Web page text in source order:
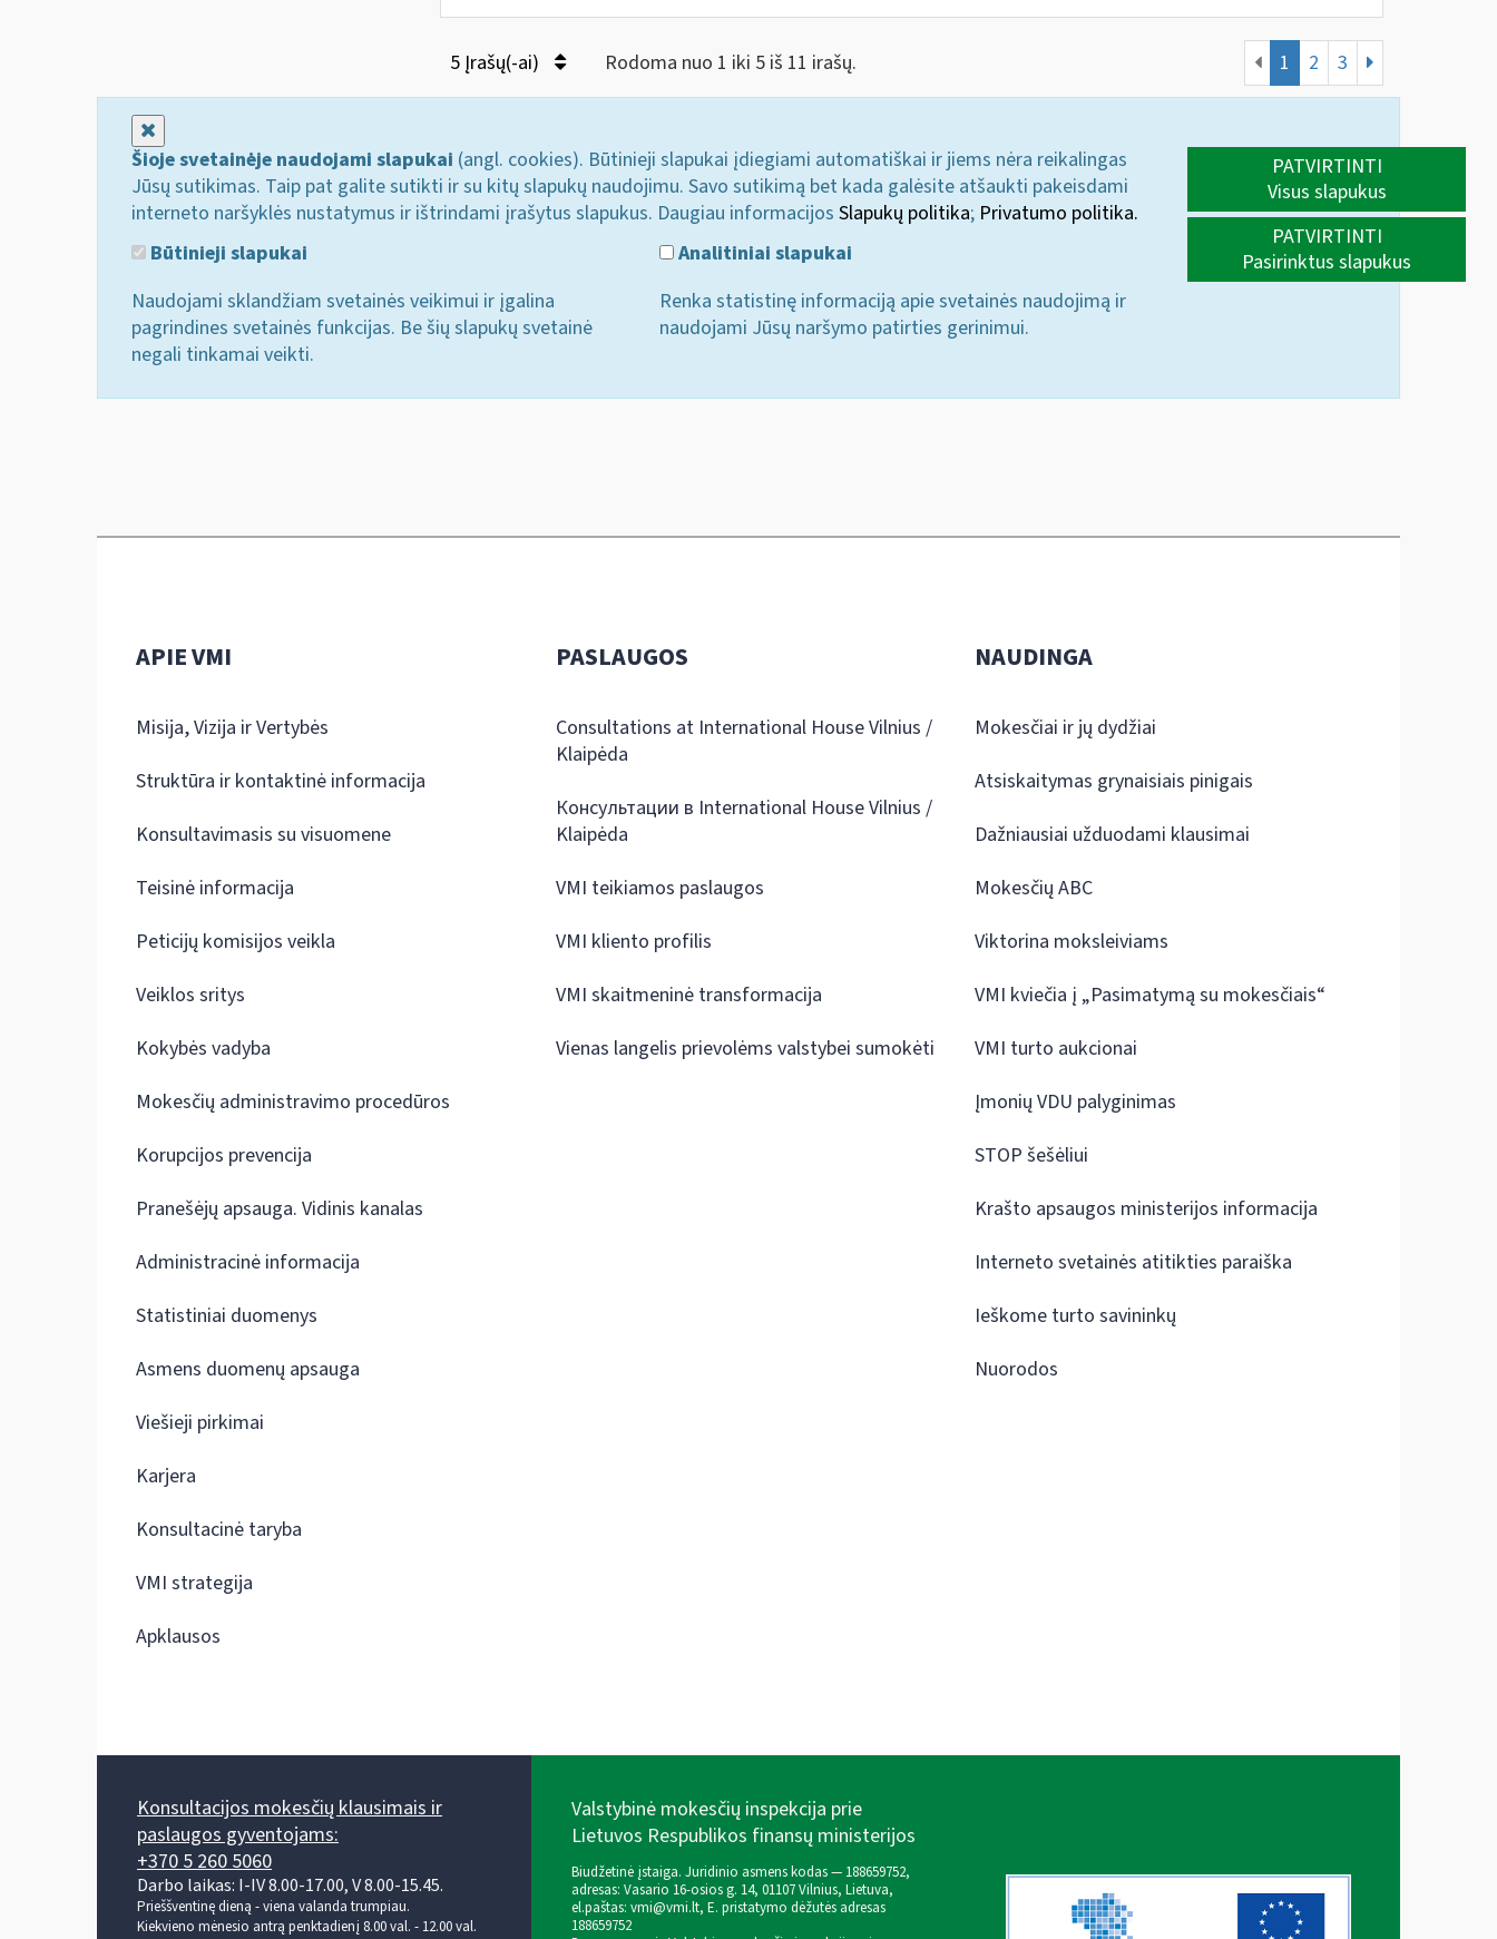
5 Įrašų(-ai) Rodoma nuo 1 iki 5 iš 11 irašų. 1 2 3
Šioje svetainėje naudojami slapukai (angl. cookies). Būtinieji slapukai įdiegiami automatiškai ir jiems nėra reikalingas
Jūsų sutikimas. Taip pat galite sutikti ir su kitų slapukų naudojimu. Savo sutikimą bet kada galėsite atšaukti pakeisdami
interneto naršyklės nustatymus ir ištrindami įrašytus slapukus. Daugiau informacijos Slapukų politika; Privatumo politika.
Būtinieji slapukai
Naudojami sklandžiam svetainės veikimui ir įgalina
pagrindines svetainės funkcijas. Be šių slapukų svetainė
negali tinkamai veikti.
Analitiniai slapukai
Renka statistinę informaciją apie svetainės naudojimą ir
naudojami Jūsų naršymo patirties gerinimui.
PATVIRTINTI
Visus slapukus
PATVIRTINTI
Pasirinktus slapukus
APIE VMI
Misija, Vizija ir Vertybės
Struktūra ir kontaktinė informacija
Konsultavimasis su visuomene
Teisinė informacija
Peticijų komisijos veikla
Veiklos sritys
Kokybės vadyba
Mokesčių administravimo procedūros
Korupcijos prevencija
Pranešėjų apsauga. Vidinis kanalas
Administracinė informacija
Statistiniai duomenys
Asmens duomenų apsauga
Viešieji pirkimai
Karjera
Konsultacinė taryba
VMI strategija
Apklausos
PASLAUGOS
Consultations at International House Vilnius /
Klaipėda
Консультации в International House Vilnius /
Klaipėda
VMI teikiamos paslaugos
VMI kliento profilis
VMI skaitmeninė transformacija
Vienas langelis prievolėms valstybei sumokėti
NAUDINGA
Mokesčiai ir jų dydžiai
Atsiskaitymas grynaisiais pinigais
Dažniausiai užduodami klausimai
Mokesčių ABC
Viktorina moksleiviams
VMI kviečia į „Pasimatymą su mokesčiais“
VMI turto aukcionai
Įmonių VDU palyginimas
STOP šešėliui
Krašto apsaugos ministerijos informacija
Interneto svetainės atitikties paraiška
Ieškome turto savininkų
Nuorodos
Konsultacijos mokesčių klausimais ir
paslaugos gyventojams:
+370 5 260 5060
Darbo laikas: I-IV 8.00-17.00, V 8.00-15.45.
Prieššventinę dieną - viena valanda trumpiau.
Kiekvieno mėnesio antrą penktadienį 8.00 val. - 12.00 val.
Valstybinė mokesčių inspekcija prie
Lietuvos Respublikos finansų ministerijos
Biudžetinė įstaiga. Juridinio asmens kodas — 188659752,
adresas: Vasario 16-osios g. 14, 01107 Vilnius, Lietuva,
el.paštas: vmi@vmi.lt, E. pristatymo dėžutės adresas
188659752